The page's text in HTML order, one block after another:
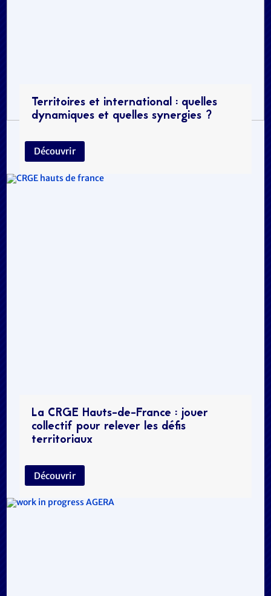
Territoires et international : quelles
dynamiques et quelles synergies ?
Découvrir
La CRGE Hauts-de-France : jouer
collectif pour relever les défis
territoriaux
Découvrir